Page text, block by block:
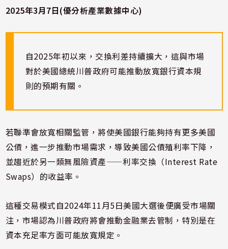
2025年3月7日(優分析產業數據中心)
自2025年初以來，交換利差持續擴大，這與市場
對於美國總統川普政府可能推動放寬銀行資本規
則的預期有關。
若聯準會放寬相關監管，將使美國銀行能夠持有更多美國
公債，進一步推動市場需求，導致美國公債殖利率下降，
並趨近於另一類無風險資產——利率交換（Interest Rate
Swaps）的收益率。
這種交易模式自2024年11月5日美國大選後便廣受市場關
注，市場認為川普政府將會推動金融業去管制，特別是在
資本充足率方面可能放寬規定。